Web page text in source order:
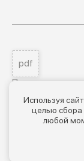
Мы на ГосЛог
GL-B044-
pdf
Используя
целью сбора
любой